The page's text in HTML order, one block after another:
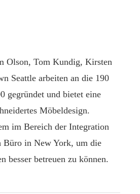
Olson, Tom Kundig, Kirsten
Seattle arbeiten an die 190
gegründet und bietet eine
Möbeldesign.
im Bereich der Integration
Büro in New York, um die
besser betreuen zu können.